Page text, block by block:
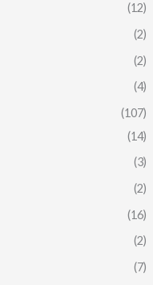
(12)
(2)
(2)
(4)
(107)
(14)
(3)
(2)
(16)
(2)
(7)